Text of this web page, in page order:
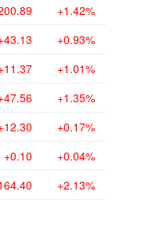
+1.42%
+0.93%
+1.01%
+1.35%
+0.17%
+0.10 +0.04%
+2.13%